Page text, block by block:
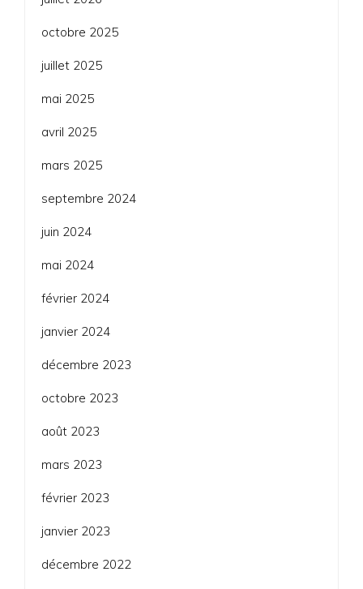
octobre 2025
juillet 2025
mai 2025
avril 2025
mars 2025
septembre 2024
juin 2024
mai 2024
février 2024
janvier 2024
décembre 2023
octobre 2023
août 2023
mars 2023
février 2023
janvier 2023
décembre 2022